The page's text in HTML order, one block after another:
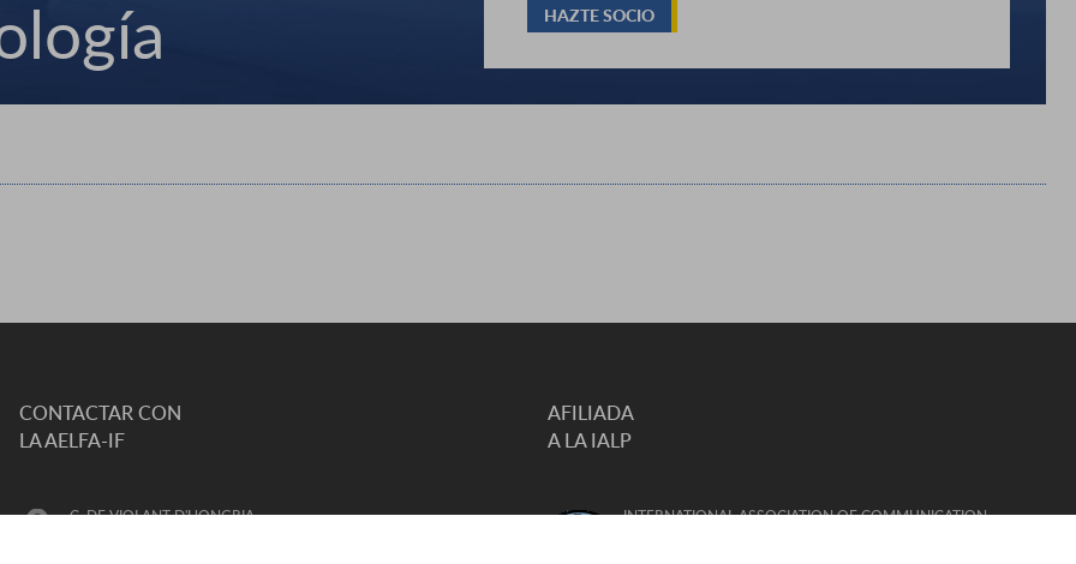
HAZTE SOCIO
CONTACTAR CON
LA AELFA-IF
C. DE VIOLANT D'HONGRIA
AFILIADA
A LA IALP
INTERNATIONAL ASSOCIATION OF COMMUNICATION